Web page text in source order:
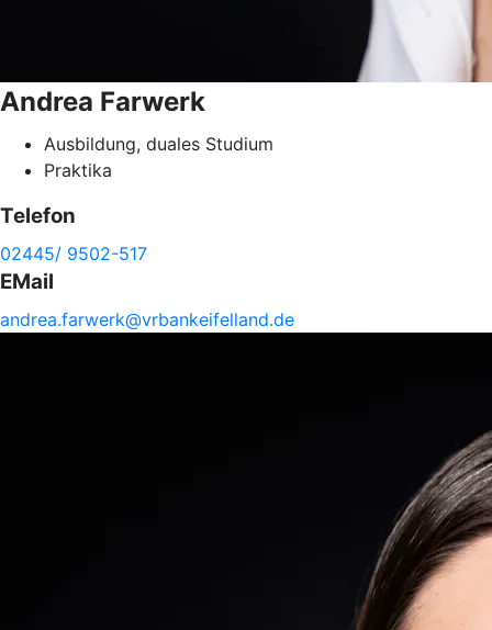
Andrea Farwerk
Ausbildung, duales Studium
Praktika
Telefon
02445/ 9502-517
EMail
andrea.farwerk@vrbankeifelland.de